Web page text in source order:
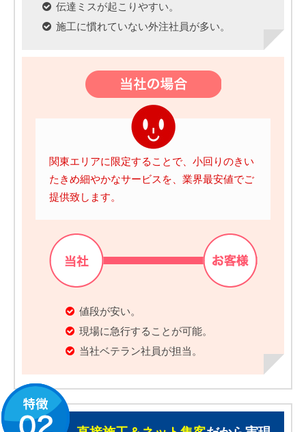
伝達ミスが起こりやすい。
施工に慣れていない外注社員が多い。
関東エリアに限定することで、小回りのきい
たきめ細やかなサービスを、業界最安値でご
提供致します。
値段が安い。
現場に急行することが可能。
当社ベテラン社員が担当。